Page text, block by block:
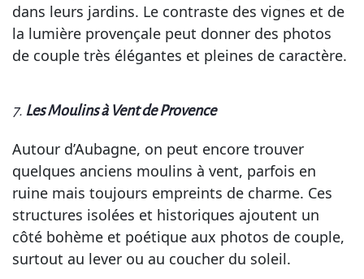
dans leurs jardins. Le contraste des vignes et de
la lumière provençale peut donner des photos
de couple très élégantes et pleines de caractère.
7. Les Moulins à Vent de Provence
Autour d’Aubagne, on peut encore trouver
quelques anciens moulins à vent, parfois en
ruine mais toujours empreints de charme. Ces
structures isolées et historiques ajoutent un
côté bohème et poétique aux photos de couple,
surtout au lever ou au coucher du soleil.